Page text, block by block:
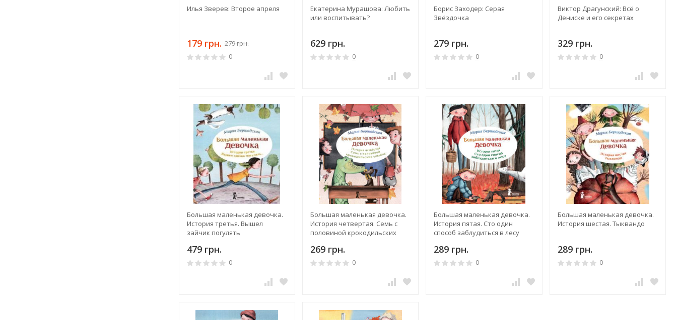
Илья Зверев: Второе апреля
179 грн. 279 грн.
0
Екатерина Мурашова: Любить
или воспитывать?
629 грн.
0
Борис Заходер: Серая
Звёздочка
279 грн.
0
Виктор Драгунский: Всё о
Дениске и его секретах
329 грн.
0
Большая маленькая девочка.
История третья. Вышел
зайчик погулять
479 грн.
0
Большая маленькая девочка.
История четвертая. Семь с
половиной крокодильских
269 грн.
0
Большая маленькая девочка.
История пятая. Сто один
способ заблудиться в лесу
289 грн.
0
Большая маленькая девочка.
История шестая. Тыквандо
289 грн.
0